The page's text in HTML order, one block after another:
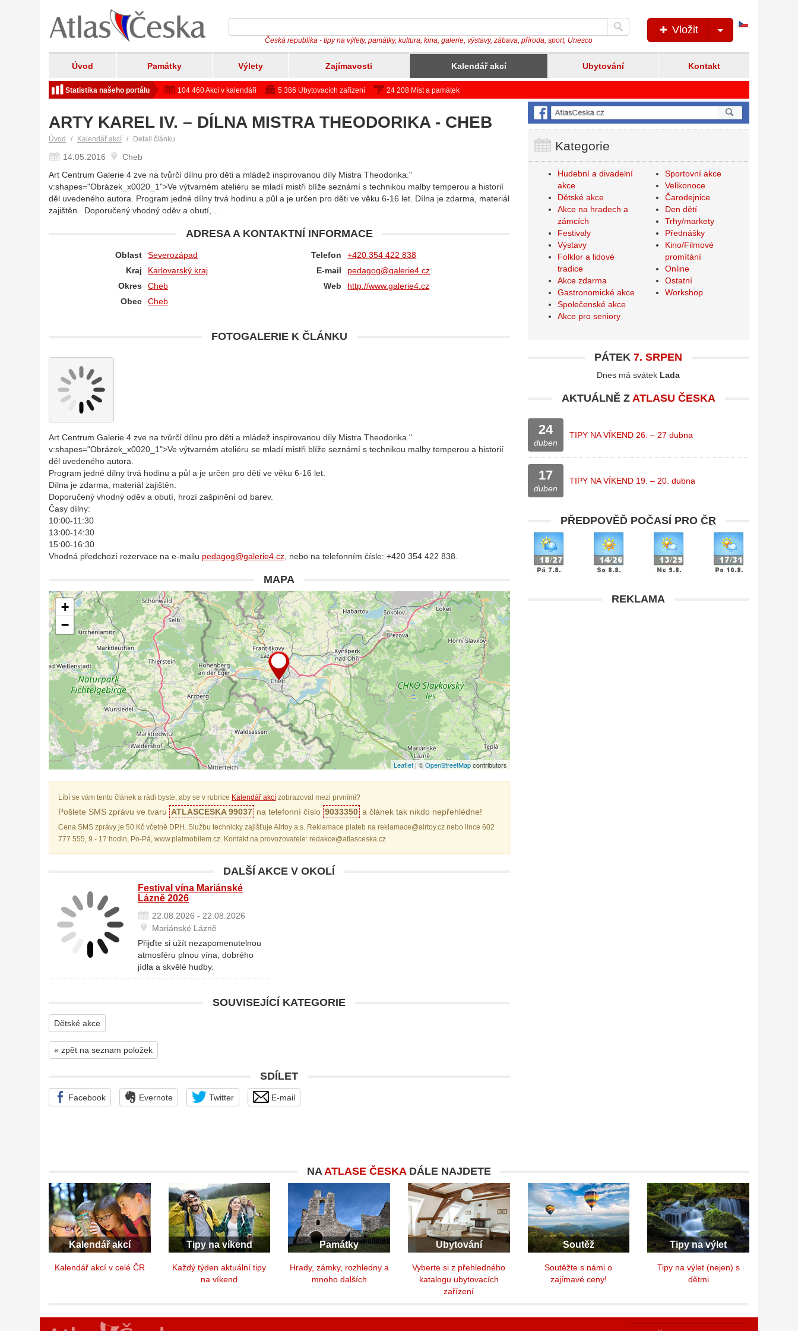
Česká republika - tipy na výlety, památky, kultura, kina, galerie, výstavy, zábava, příroda, sport, Unesco
Vložit
Úvod Památky Výlety Zajímavosti Kalendář akcí Ubytování Kontakt
Statistika našeho portálu 104 460 Akcí v kalendáři 5 386 Ubytovacích zařízení 24 208 Míst a památek
ARTY KAREL IV. – DÍLNA MISTRA THEODORIKA - CHEB
Úvod Kalendář akcí Detail článku
14.05.2016
Cheb
Art Centrum Galerie 4 zve na tvůrčí dílnu pro děti a mládež inspirovanou díly Mistra Theodorika."
v:shapes="Obrázek_x0020_1">Ve výtvarném ateliéru se mladí mistři blíže seznámí s technikou malby temperou a historií
děl uvedeného autora. Program jedné dílny trvá hodinu a půl a je určen pro děti ve věku 6-16 let. Dílna je zdarma, materiál
zajištěn. Doporučený vhodný oděv a obutí,…
ADRESA A KONTAKTNÍ INFORMACE
Oblast
Severozápad
Kraj
Karlovarský kraj
Okres
Cheb
Obec
Cheb
Telefon
+420 354 422 838
E-mail
pedagog@galerie4.cz
Web
http://www.galerie4.cz
FOTOGALERIE K ČLÁNKU
Art Centrum Galerie 4 zve na tvůrčí dílnu pro děti a mládež inspirovanou díly Mistra Theodorika."
v:shapes="Obrázek_x0020_1">Ve výtvarném ateliéru se mladí mistři blíže seznámí s technikou malby temperou a historií
děl uvedeného autora.
Program jedné dílny trvá hodinu a půl a je určen pro děti ve věku 6-16 let.
Dílna je zdarma, materiál zajištěn.
Doporučený vhodný oděv a obutí, hrozí zašpinění od barev.
Časy dílny:
10:00-11:30
13:00-14:30
15:00-16:30
Vhodná předchozí rezervace na e-mailu pedagog@galerie4.cz , nebo na telefonním čísle: +420 354 422 838.
MAPA
+
−
Leaflet| ©OpenStreetMapcontributors
Líbí se vám tento článek a rádi byste, aby se v rubrice Kalendář akcí zobrazoval mezi prvními?
Pošlete SMS zprávu ve tvaru ATLASCESKA 99037 na telefonní číslo 9033350 a článek tak nikdo nepřehlédne!
Cena SMS zprávy je 50 Kč včetně DPH. Službu technicky zajišťuje Airtoy a.s. Reklamace plateb na reklamace@airtoy.cz nebo lince 602
777 555, 9 - 17 hodin, Po-Pá, www.platmobilem.cz. Kontakt na provozovatele: redakce@atlasceska.cz
DALŠÍ AKCE V OKOLÍ
Festival vína Mariánské
Lázně 2026
22.08.2026 - 22.08.2026
Mariánské Lázně
Přijďte si užít nezapomenutelnou
atmosféru plnou vína, dobrého
jídla a skvělé hudby.
SOUVISEJÍCÍ KATEGORIE
Dětské akce
« zpět na seznam položek
SDÍLET
Facebook Evernote Twitter E-mail
Kategorie
Hudební a divadelní
akce
Dětské akce
Akce na hradech a
zámcích
Festivaly
Výstavy
Folklor a lidové
tradice
Akce zdarma
Gastronomické akce
Společenské akce
Akce pro seniory
Sportovní akce
Velikonoce
Čarodejnice
Den dětí
Trhy/markety
Přednášky
Kino/Filmové
promítání
Online
Ostatní
Workshop
PÁTEK7. SRPEN
Dnes má svátek Lada
AKTUÁLNĚ Z ATLASU ČESKA
24
duben
TIPY NA VÍKEND 26. – 27 dubna
17
duben
TIPY NA VÍKEND 19. – 20. dubna
PŘEDPOVĚĎ POČASÍ PROČR
REKLAMA
NAATLASE ČESKADÁLE NAJDETE
Kalendář akcí
Kalendář akcí v celé ČR
Tipy na víkend
Každý týden aktuální tipy
na víkend
Památky
Hrady, zámky, rozhledny a
mnoho dalších
Ubytování
Vyberte si z přehledného
katalogu ubytovacích
zařízení
Soutěž
Soutěžte s námi o
zajímavé ceny!
Tipy na výlet
Tipy na výlet (nejen) s
dětmi